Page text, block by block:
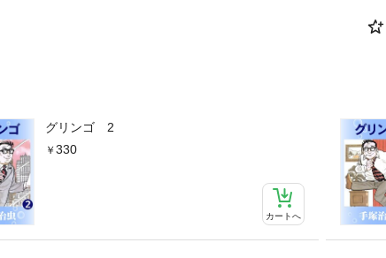
グリンゴ 2
330
カートへ